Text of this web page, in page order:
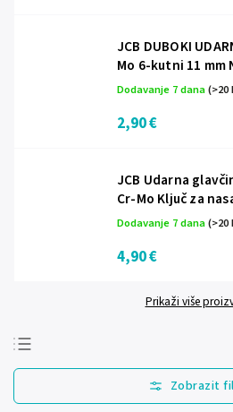
JCB DUBOKI
Mo 6-kutni 11 mm
Dodavanje 7 dana(>20
2,90 €
JCB Udarna
Cr-Mo Ključ za
Dodavanje 7 dana(>20
4,90 €
Prikaži više
Najprodavanije
Najjeftinije